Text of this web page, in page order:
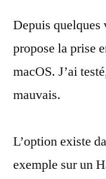
Depuis
propose la prise
macOS. J’ai
mauvais.
L’option existe
exemple sur un